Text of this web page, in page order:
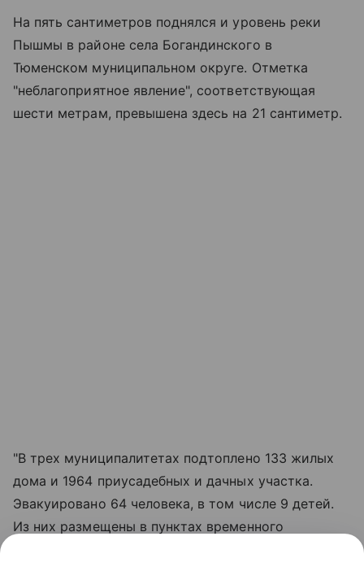
На пять сантиметров поднялся и уровень реки
Пышмы в районе села Богандинского в
Тюменском муниципальном округе. Отметка
"неблагоприятное явление", соответствующая
шести метрам, превышена здесь на 21 сантиметр.
"В трех муниципалитетах подтоплено 133 жилых
дома и 1964 приусадебных и дачных участка.
Эвакуировано 64 человека, в том числе 9 детей.
Из них размещены в пунктах временного